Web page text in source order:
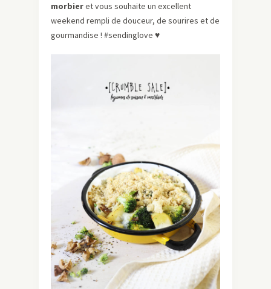
morbieret vous souhaite un excellent
weekend rempli de douceur, de sourires et de
gourmandise ! #sendinglove ♥